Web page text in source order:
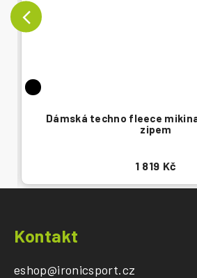
Dámská techno fleece
zipem
1 819 Kč
Kontakt
eshop@ironicsport.cz